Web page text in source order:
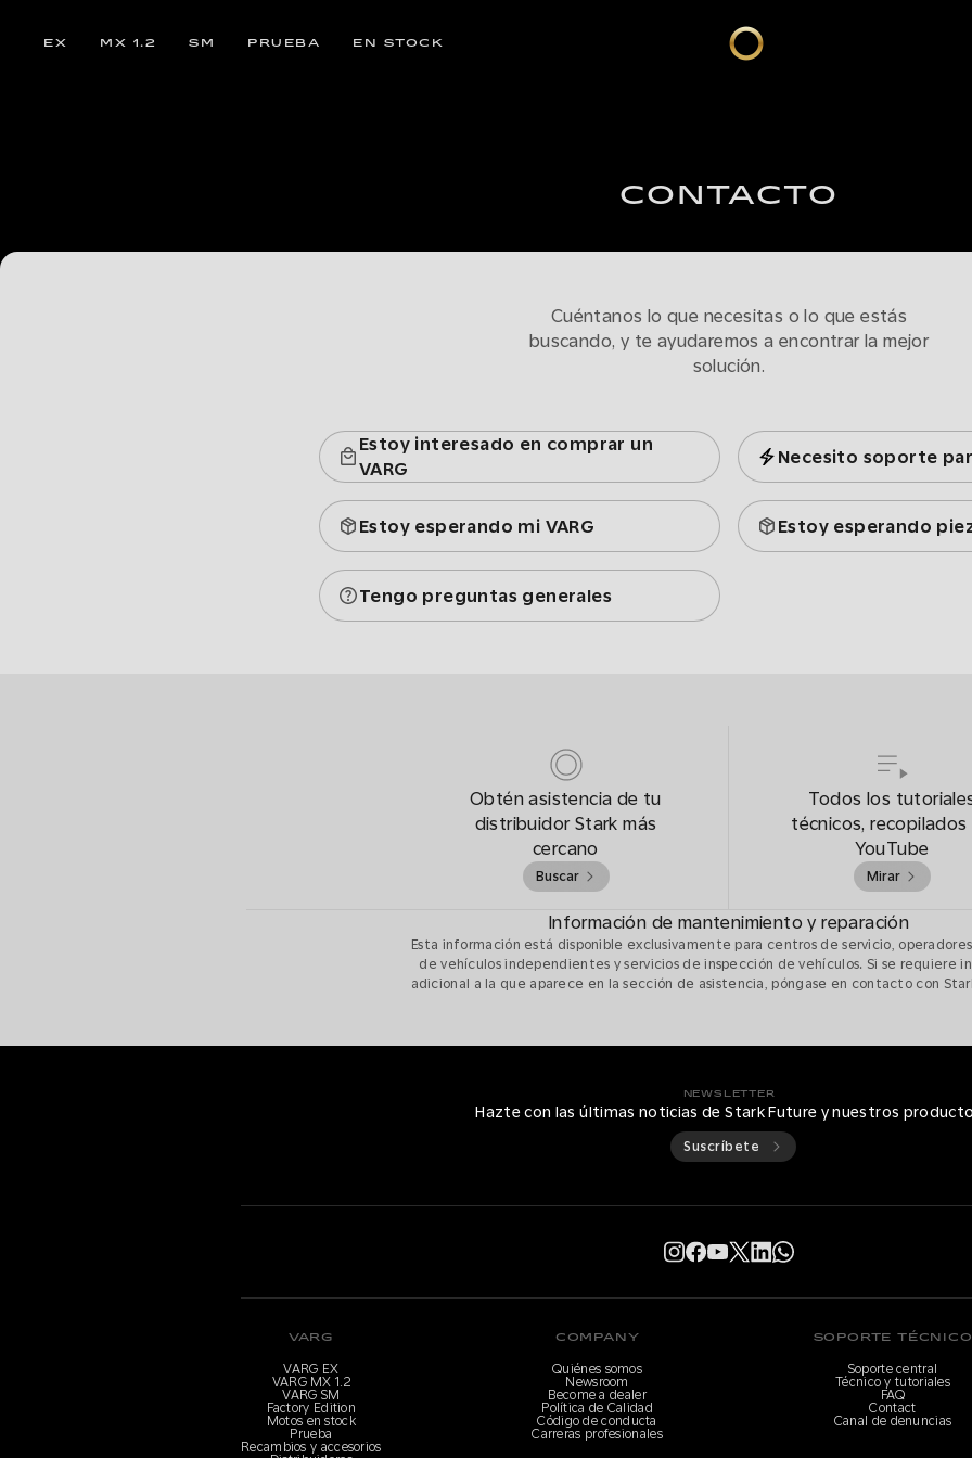
EX MX 1.2 SM PRUEBA EN STOCK
CONTACTO
Cuéntanos lo que necesitas o lo que estás
buscando, y te ayudaremos a encontrar la mejor
solución.
Estoy interesado en comprar un
VARG
Necesito soporte
Estoy esperando mi VARG Estoy esperando
Tengo preguntas generales
Obtén asistencia de tu
distribuidor Stark más
cercano
Buscar
Todos los
técnicos, recopilados
YouTube
Mirar
Información de mantenimiento y reparación
Esta información está disponible exclusivamente para centros de servicio,
de vehículos independientes y servicios de inspección de vehículos. Si se requiere
adicional a la que aparece en la sección de asistencia, póngase en contacto con
NEWSLETTER
Hazte con las últimas noticias de Stark Future y nuestros
Suscríbete
VARG
VARG EX
VARG MX 1.2
VARG SM
Factory Edition
Motos en stock
Prueba
Recambios y accesorios
COMPANY
Quiénes somos
Newsroom
Become a dealer
Política de Calidad
Código de conducta
Carreras profesionales
SOPORTE TÉCNICO
Soporte central
Técnico y tutoriales
FAQ
Contact
Canal de denuncias